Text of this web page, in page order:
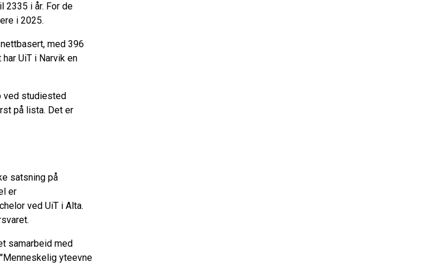
i år. For de
i 2025.
med 396
UiT i Narvik en
ved studiested
på lista. Det er
satsning på
er
ved UiT i Alta.
samarbeid med
yteevne